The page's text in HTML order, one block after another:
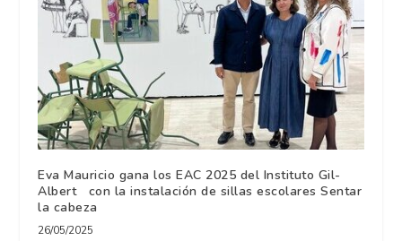
Eva Mauricio gana los EAC 2025 del Instituto Gil-
Albert con la instalación de sillas escolares Sentar
la cabeza
26/05/2025